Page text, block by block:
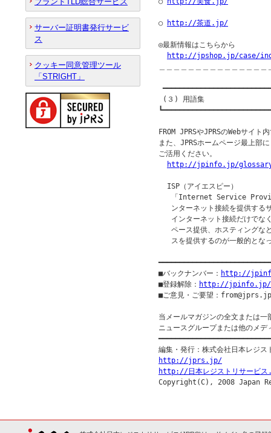
○ http://茶道.jp/
◎最新情報はこちらから
http://jpshop.jp/case/
(３) 用語集
FROM JPRSやJPRSのWebサイ
また、JPRSホームページ最上部
ご活用ください。
http://jpinfo.jp/
  ISP（アイエスピー）
「Internet Service
ンターネット接続を提供する
インターネット接続だけでな
ペース提供、ホスティングな
スを提供するのが一般的とな
■バックナンバー： http://
■登録解除： http://jpinfo.jp/
■ご意見・ご要望：from@jprs.jp
当メールマガジンの全文または
ニュースグループまたは他のメ
http://jprs.jp/
http://日本レジストリサービ
サーバー証明書発行サービ
ス
クッキー同意管理ツール
「STRIGHT」